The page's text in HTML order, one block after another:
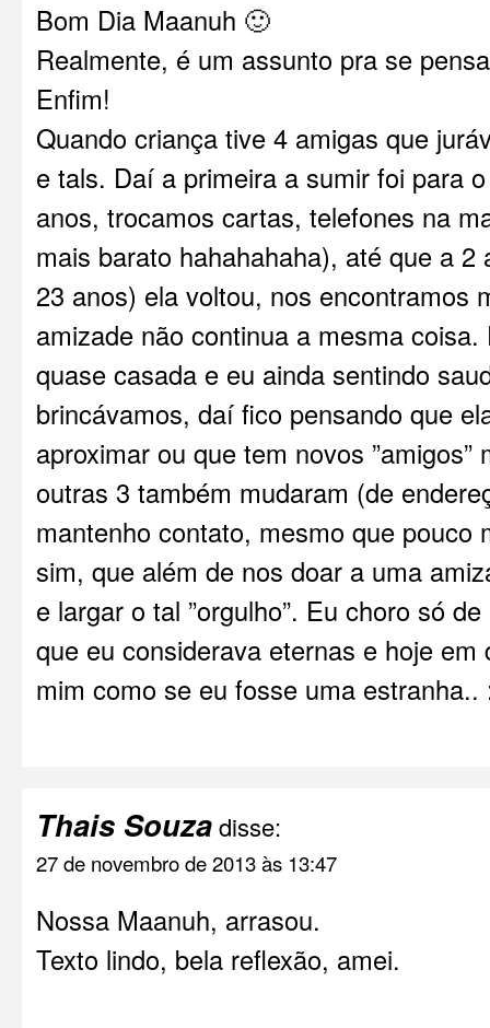
Bom Dia Maanuh 🙂
Realmente, é um assunto pra se
Enfim!
Quando criança tive 4 amigas que
e tals. Daí a primeira a sumir foi para
anos, trocamos cartas, telefones na
mais barato hahahahaha), até que a 2
23 anos) ela voltou, nos encontramos
amizade não continua a mesma
quase casada e eu ainda sentindo
brincávamos, daí fico pensando que
aproximar ou que tem novos
outras 3 também mudaram (de
mantenho contato, mesmo que pouco
sim, que além de nos doar a uma
e largar o tal ”orgulho”. Eu choro só
que eu considerava eternas e hoje em
mim como se eu fosse uma
Thais Souzadisse:
27 de novembro de 2013 às 13:47
Nossa Maanuh, arrasou.
Texto lindo, bela reflexão, amei.